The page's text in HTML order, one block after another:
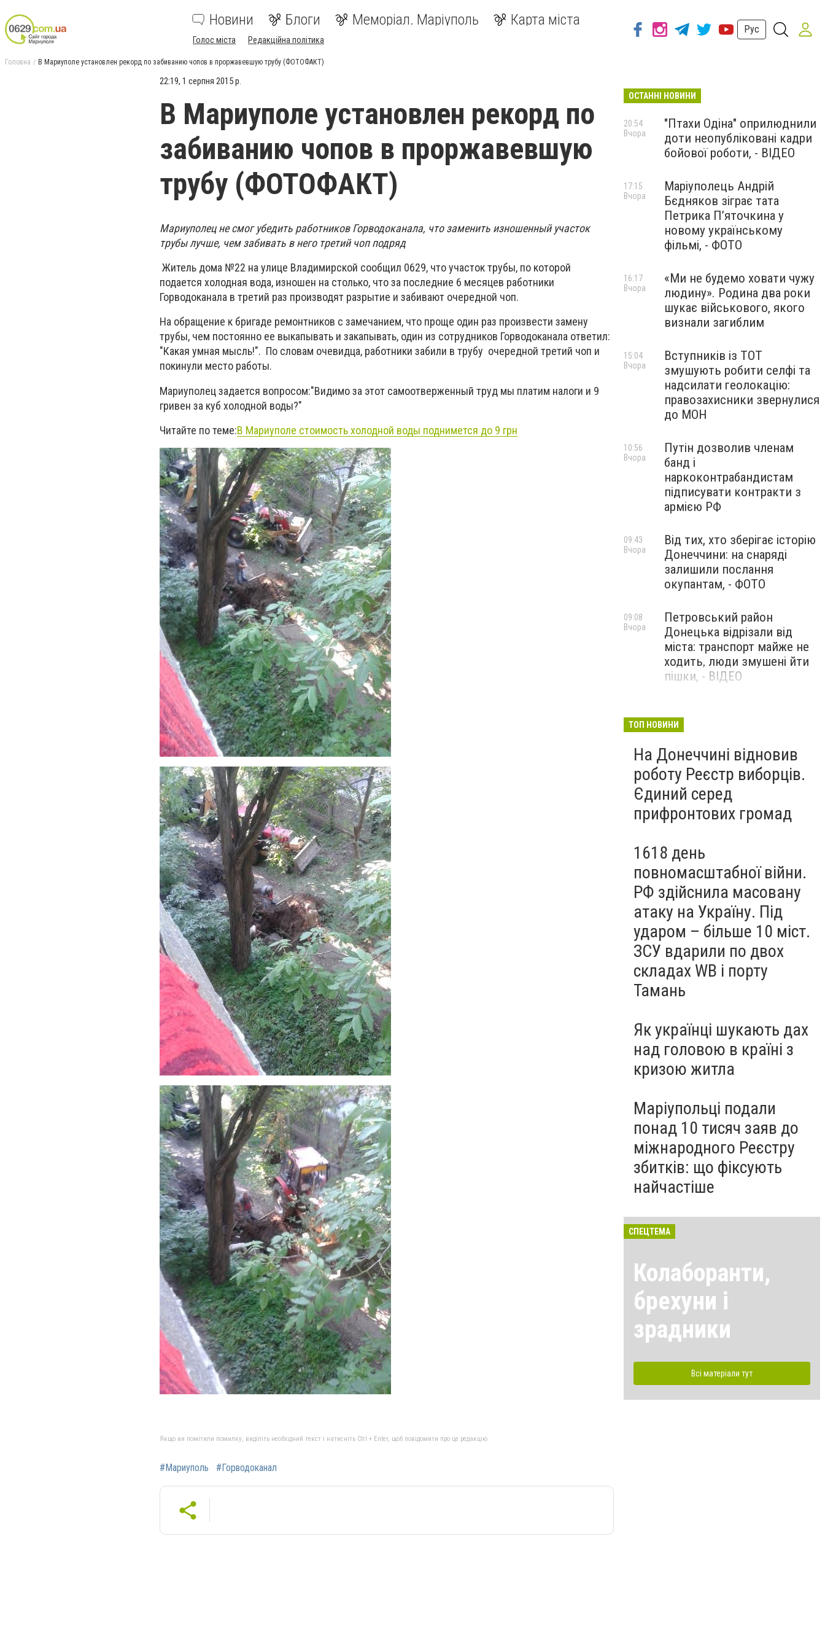
Новини Блоги Меморіал. Маріуполь Карта міста
Голос міста Редакційна політика
Рус
Головна В Мариуполе установлен рекорд по забиванию чопов в проржавевшую трубу (ФОТОФАКТ)
22:19, 1 серпня 2015 р.
В Мариуполе установлен рекорд по
забиванию чопов в проржавевшую
трубу (ФОТОФАКТ)
Мариуполец не смог убедить работников Горводоканала, что заменить изношенный участок
трубы лучше, чем забивать в него третий чоп подряд
Житель дома №22 на улице Владимирской сообщил 0629, что участок трубы, по которой
подается холодная вода, изношен на столько, что за последние 6 месяцев работники
Горводоканала в третий раз производят разрытие и забивают очередной чоп.
На обращение к бригаде ремонтников с замечанием, что проще один раз произвести замену
трубы, чем постоянно ее выкапывать и закапывать, один из сотрудников Горводоканала ответил:
"Какая умная мысль!". По словам очевидца, работники забили в трубу очередной третий чоп и
покинули место работы.
Мариуполец задается вопросом:"Видимо за этот самоотверженный труд мы платим налоги и 9
гривен за куб холодной воды?"
Читайте по теме:В Мариуполе стоимость холодной воды поднимется до 9 грн
Якщо ви помітили помилку, виділіть необхідний текст і натисніть Ctrl + Enter, щоб повідомити про це редакцію
#Мариуполь #Горводоканал
ОСТАННІ НОВИНИ
"Птахи Одіна" оприлюднили
доти неопубліковані кадри
бойової роботи, - ВІДЕО
20:54
Вчора
Маріуполець Андрій
Бєдняков зіграє тата
Петрика П’яточкина у
новому українському
фільмі, - ФОТО
17:15
Вчора
«Ми не будемо ховати чужу
людину». Родина два роки
шукає військового, якого
визнали загиблим
16:17
Вчора
Вступників із ТОТ
змушують робити селфі та
надсилати геолокацію:
правозахисники звернулися
до МОН
15:04
Вчора
Путін дозволив членам
банд і
наркоконтрабандистам
підписувати контракти з
армією РФ
10:56
Вчора
Від тих, хто зберігає історію
Донеччини: на снаряді
залишили послання
окупантам, - ФОТО
09:43
Вчора
Петровський район
Донецька відрізали від
міста: транспорт майже не
ходить, люди змушені йти
пішки, - ВІДЕО
09:08
Вчора
війни. РФ вдарила
столиці. 15 людей загинули.
В Росії палають
енергопідстанції та
черговий WB
Вчора
ТОП НОВИНИ
На Донеччині відновив
роботу Реєстр виборців.
Єдиний серед
прифронтових громад
1618 день
повномасштабної війни.
РФ здійснила масовану
атаку на Україну. Під
ударом – більше 10 міст.
ЗСУ вдарили по двох
складах WB і порту
Тамань
Як українці шукають дах
над головою в країні з
кризою житла
Маріупольці подали
понад 10 тисяч заяв до
міжнародного Реєстру
збитків: що фіксують
найчастіше
СПЕЦТЕМА
Колаборанти,
брехуни і
зрадники
Всі матеріали тут